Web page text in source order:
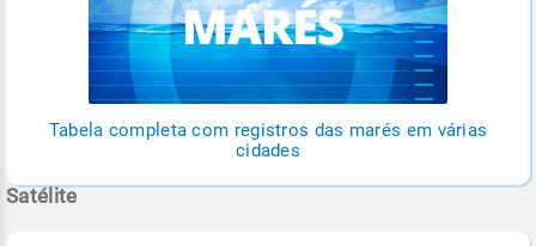
Tabela completa com registros das marés em várias
cidades
Satélite